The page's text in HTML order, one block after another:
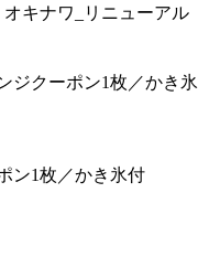
ジクーポン1枚／かき氷
ン1枚／かき氷付